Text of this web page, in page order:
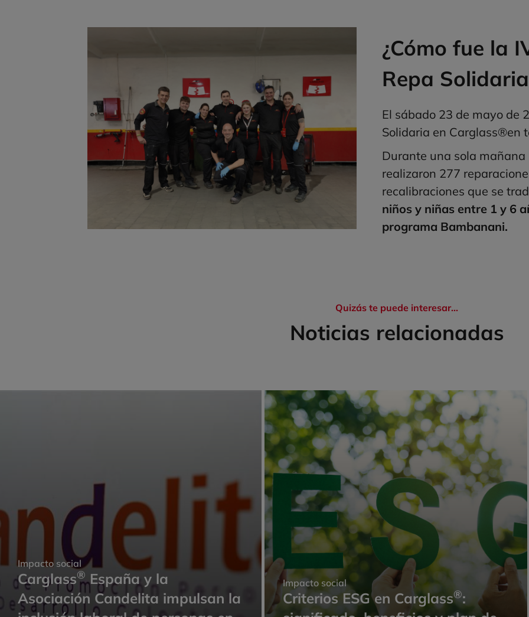
¿Cómo fue la
Repa
El sábado 23 de mayo de
Solidaria en Carglass®en
Durante una sola
realizaron 277
recalibraciones que se
niños y niñas entre 1 y 6
programa Bambanani.
Quizás te puede interesar...
Noticias relacionadas
Impacto social
Carglass®España y la
Asociación Candelita impulsan la
Impacto social
Criterios ESG en Carglass®: